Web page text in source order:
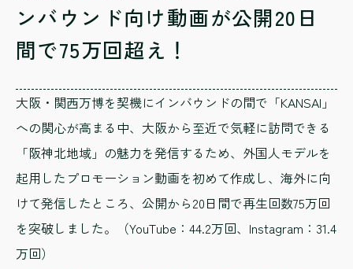
ンバウンド向け動画が公開20日
間で75万回超え！
大阪・関西万博を契機にインバウンドの間で「KANSAI」
への関心が高まる中、大阪から至近で気軽に訪問できる
「阪神北地域」の魅力を発信するため、外国人モデルを
起用したプロモーション動画を初めて作成し、海外に向
けて発信したところ、公開から20日間で再生回数75万回
を突破しました。（YouTube：44.2万回、Instagram：31.4
万回）